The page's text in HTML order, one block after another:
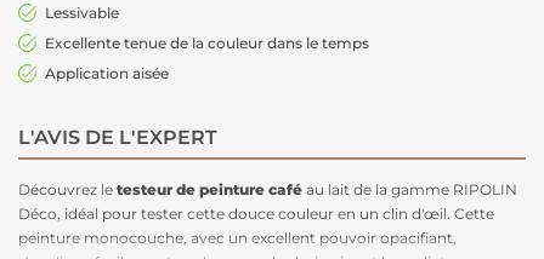
Lessivable
Excellente tenue de la couleur dans le temps
Application aisée
L'AVIS DE L'EXPERT
Découvrez le testeur de peinture café au lait de la gamme RIPOLIN
Déco, idéal pour tester cette douce couleur en un clin d'œil. Cette
peinture monocouche, avec un excellent pouvoir opacifiant,